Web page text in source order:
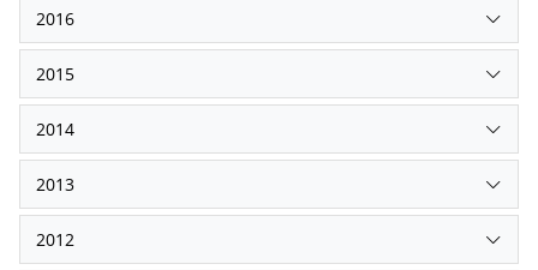
2016
2015
2014
2013
2012